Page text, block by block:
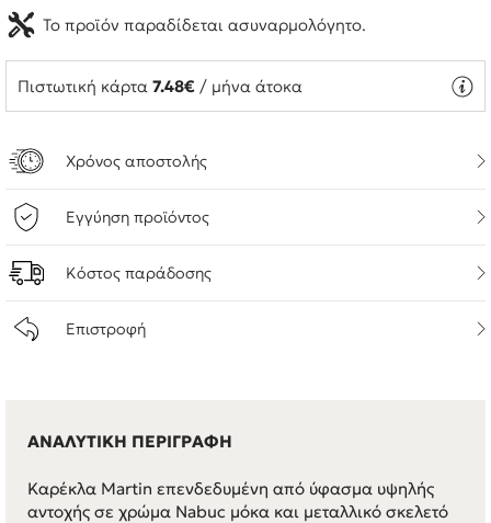
Το προϊόν παραδίδεται ασυναρμολόγητο.
Πιστωτική κάρτα 7.48€ / μήνα άτοκα
Χρόνος αποστολής
Εγγύηση προϊόντος
Κόστος παράδοσης
Επιστροφή
ΑΝΑΛΥΤΙΚΗ ΠΕΡΙΓΡΑΦΗ
Καρέκλα Martin επενδεδυμένη από ύφασμα υψηλής
αντοχής σε χρώμα Nabuc μόκα και μεταλλικό σκελετό